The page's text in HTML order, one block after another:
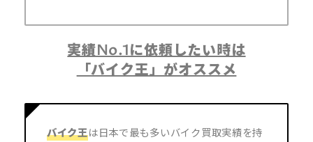
実績No.1に依頼したい時は
「バイク王」がオススメ
バイク王は日本で最も多いバイク買取実績を持